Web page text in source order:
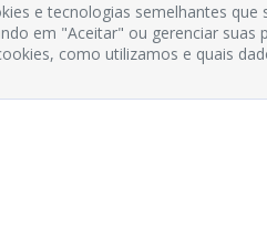
e tecnologias semelhantes
em "Aceitar" ou gerenciar suas
como utilizamos e quais